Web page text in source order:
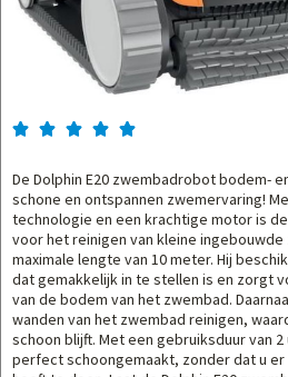
    
De Dolphin E20 zwembadrobot bodem-
schone en ontspannen zwemervaring!
technologie en een krachtige motor is
voor het reinigen van kleine
maximale lengte van 10 meter. Hij
dat gemakkelijk in te stellen is en zorgt
van de bodem van het zwembad.
wanden van het zwembad reinigen,
schoon blijft. Met een gebruiksduur van
perfect schoongemaakt, zonder dat u